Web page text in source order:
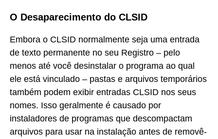
O Desaparecimento do CLSID
Embora o CLSID normalmente seja uma entrada
de texto permanente no seu Registro – pelo
menos até você desinstalar o programa ao qual
ele está vinculado – pastas e arquivos temporários
também podem exibir entradas CLSID nos seus
nomes. Isso geralmente é causado por
instaladores de programas que descompactam
arquivos para usar na instalação antes de removê-